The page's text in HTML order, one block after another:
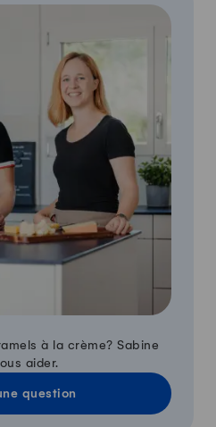
à la crème? Sabine
aider.
question